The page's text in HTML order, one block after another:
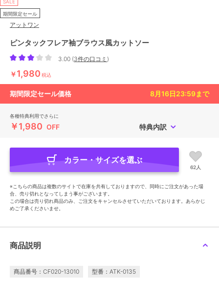
SALE
期間限定セール
アットワン
ピンタックフレア袖ブラウス風カットソー
3.00 (3件の口コミ )
￥1,980 税込
期間限定セール価格 8月16日23:59まで
各種特典利用でさらに
￥1,980 OFF 特典内訳
カラー・サイズを選ぶ
62人
※こちらの商品は複数のサイトで在庫を共有しておりますので、同時にご注文があった場
合、売り切れとなってしまう事がございます。
この場合は売り切れ商品のみ、ご注文をキャンセルさせていただいております。あらかじ
めご了承くださいませ。
商品説明
商品番号：CF020-13010 型番：ATK-0135